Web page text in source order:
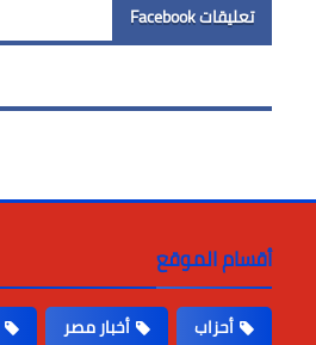
تعليقات Facebook
أقسام الموقع
أحزاب أخبار مصر